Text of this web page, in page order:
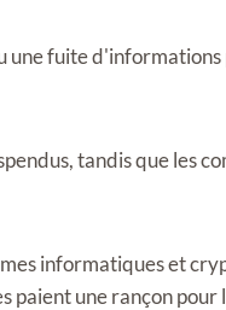
une fuite
tandis que les
informatiques et
paient une rançon